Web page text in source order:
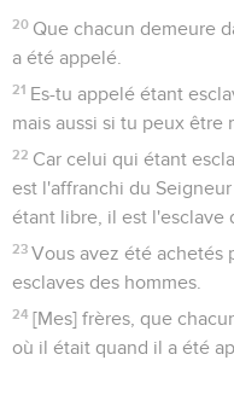
20 Que chacun demeure
a été appelé.
21 Es-tu appelé étant
mais aussi si tu peux être
22 Car celui qui étant
est l'affranchi du
étant libre, il est l'esclave
23 Vous avez été achetés
esclaves des hommes.
24 [Mes] frères, que
où il était quand il a été